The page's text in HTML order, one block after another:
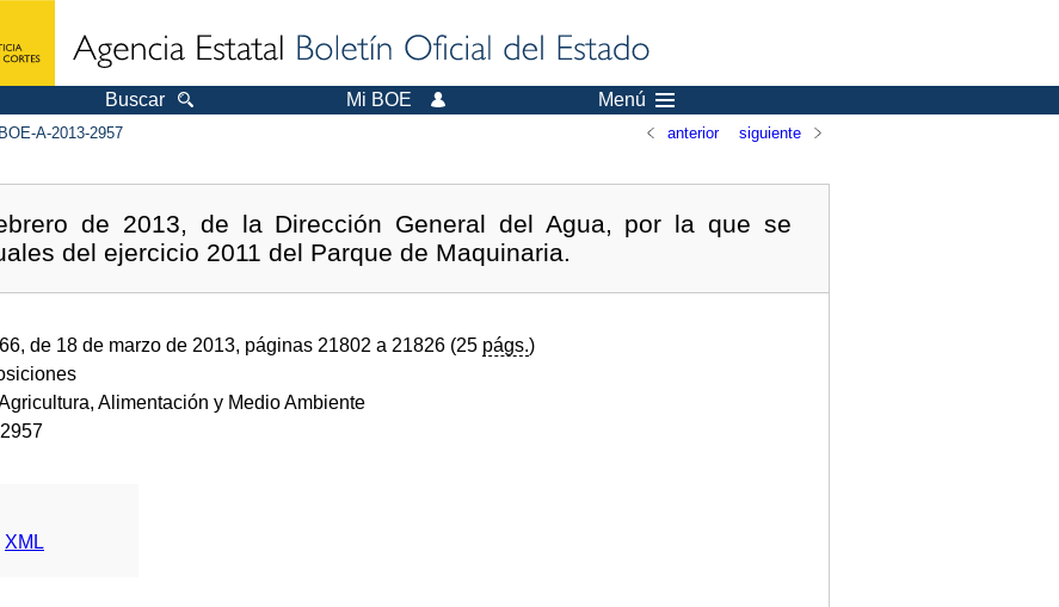
Buscar Mi BOE Menú
A-2013-2957 anterior siguiente
de 2013, de la Dirección General del Agua, por la que se
del ejercicio 2011 del Parque de Maquinaria.
66, de 18 de marzo de 2013, páginas 21802 a 21826 (25 págs.)
Alimentación y Medio Ambiente
XML